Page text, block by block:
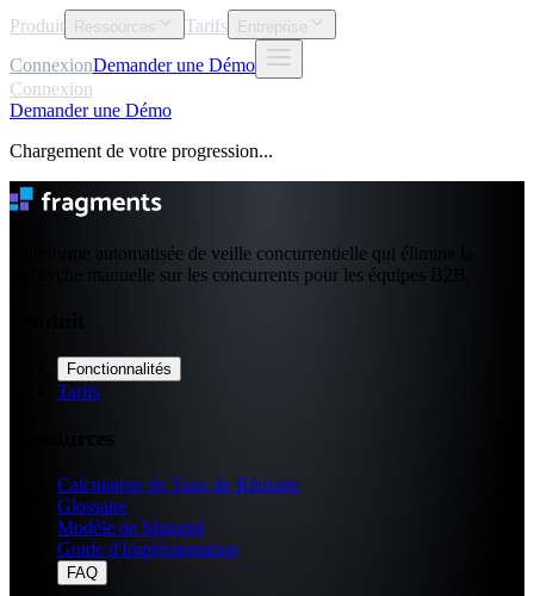
Produit Ressources Tarifs Entreprise
ConnexionDemander une Démo
Connexion
Demander une Démo
Chargement de votre progression...
Plateforme automatisée de veille concurrentielle qui élimine la
recherche manuelle sur les concurrents pour les équipes B2B.
Fonctionnalités
Tarifs
Calculateur de Taux de Réussite
Glossaire
Modèle de Maturité
Guide d'Implémentation
FAQ